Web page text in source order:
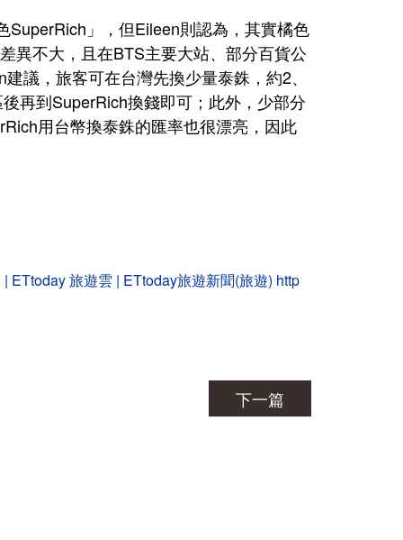
」，但Eileen則認為，其實橘色
異不大，且在BTS主要大站、部分百貨公
議，旅客可在台灣先換少量泰銖，約2、
再到SuperRich換錢即可；此外，少部分
用台幣換泰銖的匯率也很漂亮，因此
旅遊雲 | ETtoday旅遊新聞(旅遊) http
下一篇